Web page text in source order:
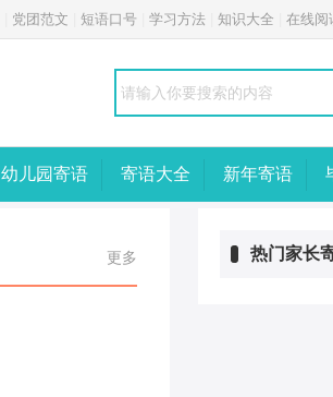
党团范文 短语口号 学习方法 知识大全 在线阅
幼儿园寄语 寄语大全 新年寄语
更多 热门家长